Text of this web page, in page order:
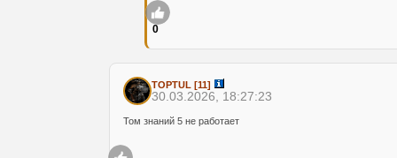
0
TOPTUL [11]
30.03.2026, 18:27:23
Том знаний 5 не работает